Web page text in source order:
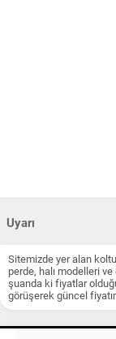
Uyarı
Sitemizde yer alan
perde, halı modelleri
şuanda ki fiyatlar
görüşerek güncel